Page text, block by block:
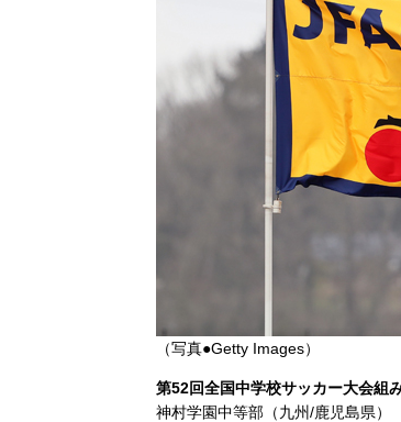
（写真●Getty Images）
第52回全国中学校サッカー大会組
神村学園中等部（九州/鹿児島県